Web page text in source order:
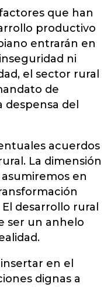
que han
productivo
entrarán en
ni
el sector rural
de
del
acuerdos
La dimensión
en
desarrollo rural
ser un anhelo
en el
dignas a